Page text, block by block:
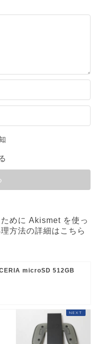
めに Akismet を使っ
方法の詳細はこちら
microSD 512GB